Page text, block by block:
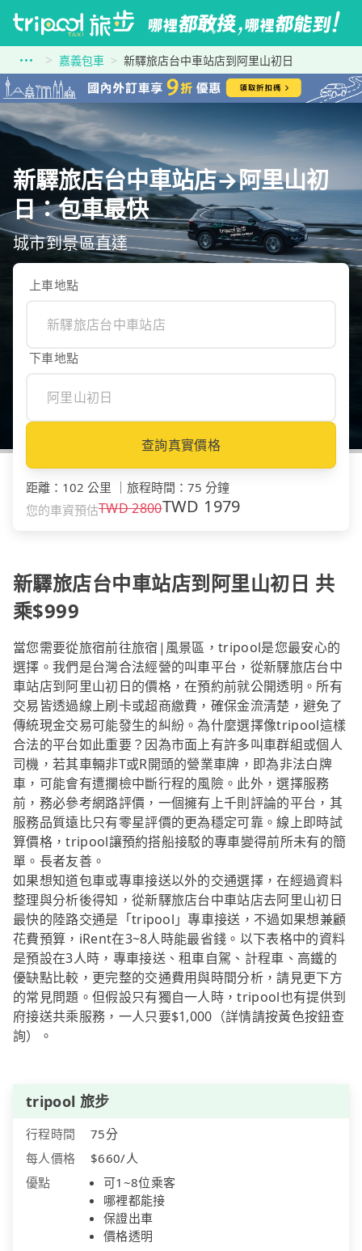
嘉義包車 新驛旅店台中車站店到阿里山初日
新驛旅店台中車站店→阿里山初
日：包車最快
城市到景區直達
上車地點
下車地點
查詢真實價格
距離 ： 102 公里 旅程時間 ： 75 分鐘
您的車資預估TWD2800TWD 1979
新驛旅店台中車站店到阿里山初日 共
乘$999
當您需要從旅宿前往旅宿|風景區，tripool是您最安心的
選擇。我們是台灣合法經營的叫車平台，從新驛旅店台中
車站店到阿里山初日的價格，在預約前就公開透明。所有
交易皆透過線上刷卡或超商繳費，確保金流清楚，避免了
傳統現金交易可能發生的糾紛。為什麼選擇像tripool這樣
合法的平台如此重要？因為市面上有許多叫車群組或個人
司機，若其車輛非T或R開頭的營業車牌，即為非法白牌
車，可能會有遭攔檢中斷行程的風險。此外，選擇服務
前，務必參考網路評價，一個擁有上千則評論的平台，其
服務品質遠比只有零星評價的更為穩定可靠。線上即時試
算價格，tripool讓預約搭船接駁的專車變得前所未有的簡
單。長者友善。
如果想知道包車或專車接送以外的交通選擇，在經過資料
整理與分析後得知，從新驛旅店台中車站店去阿里山初日
最快的陸路交通是「tripool」專車接送，不過如果想兼顧
花費預算，iRent在3~8人時能最省錢。以下表格中的資料
是預設在3人時，專車接送、租車自駕、計程車、高鐵的
優缺點比較，更完整的交通費用與時間分析，請見更下方
的常見問題。但假設只有獨自一人時，tripool也有提供到
府接送共乘服務，一人只要$1,000（詳情請按黃色按鈕查
詢）。
tripool 旅步
行程時間
75分
每人價格
$660/人
優點
可1~8位乘客
哪裡都能接
保證出車
價格透明